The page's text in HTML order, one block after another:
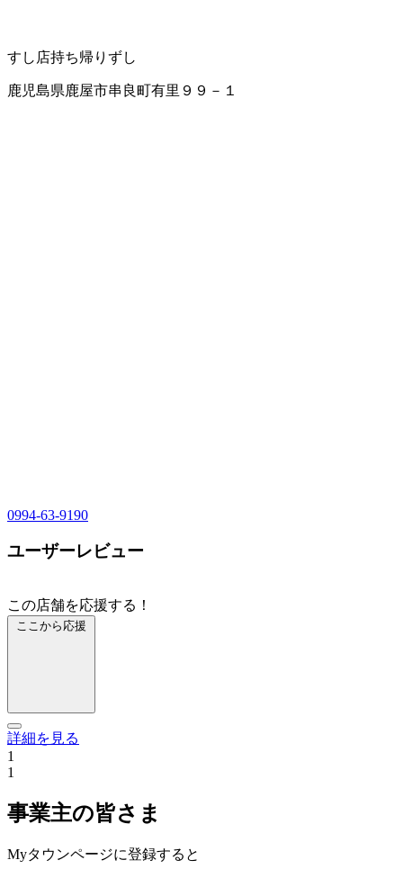
すし店持ち帰りずし
鹿児島県鹿屋市串良町有里９９－１
0994-63-9190
ユーザーレビュー
この店舗を応援する！
ここから応援
詳細を見る
1
1
事業主の皆さま
Myタウンページに登録すると